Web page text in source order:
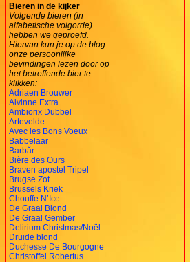
Bieren in de kijker
Volgende bieren (in
alfabetische volgorde)
hebben we geproefd.
Hiervan kun je op de blog
onze persoonlijke
bevindingen lezen door op
het betreffende bier te
klikken:
Adriaen Brouwer
Alvinne Extra
Ambiorix Dubbel
Artevelde
Avec les Bons Voeux
Babbelaar
Barbăr
Bière des Ours
Braven apostel Tripel
Brugse Zot
Brussels Kriek
Chouffe N’Ice
De Graal Blond
De Graal Gember
Delirium Christmas/Noël
Druide blond
Duchesse De Bourgogne
Christoffel Robertus